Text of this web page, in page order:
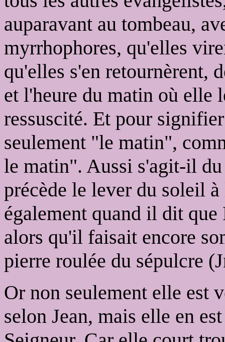
auparavant au tombeau,
myrrhophores, qu'elles
qu'elles s'en retournèrent,
et l'heure du matin où elle
ressuscité. Et pour
seulement "le matin",
le matin". Aussi s'agit-il
précède le lever du soleil
également quand il dit
alors qu'il faisait encore
pierre roulée du sépulcre
Or non seulement elle est
selon Jean, mais elle en